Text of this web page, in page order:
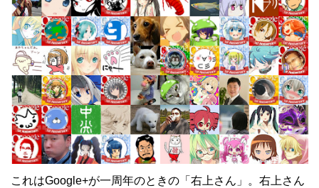
これはGoogle+が一周年のときの「右上さん」。右上さん